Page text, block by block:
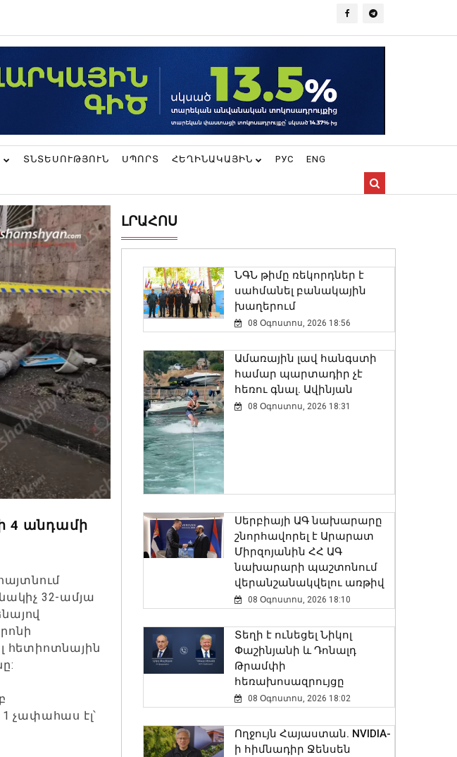
ՏՆՏԵՍՈՒԹՅՈՒՆ ՍՊՈՐՏ ՀԵՂԻՆԱԿԱՅԻՆ РУС ENG
4 անդամի
32-ամյա
հետիոտնային
չափահաս էլ՝
ԼՐԱՀՈՍ
ՆԳՆ թիմը ռեկորդներ է
սահմանել բանակային
խաղերում
08 Օգոստոս, 2026 18:56
Ամառային լավ հանգստի
համար պարտադիր չէ
հեռու գնալ. Ավինյան
08 Օգոստոս, 2026 18:31
Սերբիայի ԱԳ նախարարը
շնորհավորել է Արարատ
Միրզոյանին ՀՀ ԱԳ
նախարարի պաշտոնում
վերանշանակվելու առթիվ
08 Օգոստոս, 2026 18:10
Տեղի է ունեցել Նիկոլ
Փաշինյանի և Դոնալդ
Թրամփի
հեռախոսազրույցը
08 Օգոստոս, 2026 18:02
Ողջույն Հայաստան. NVIDIA-
ի հիմնադիր Ջենսեն